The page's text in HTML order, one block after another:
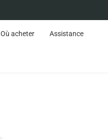
Où acheter Assistance